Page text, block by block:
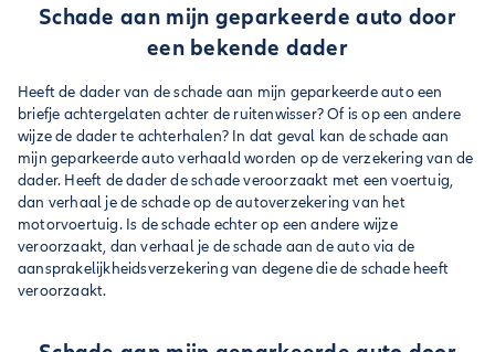
Schade aan mijn geparkeerde auto door
een bekende dader
Heeft de dader van de schade aan mijn geparkeerde auto een
briefje achtergelaten achter de ruitenwisser? Of is op een andere
wijze de dader te achterhalen? In dat geval kan de schade aan
mijn geparkeerde auto verhaald worden op de verzekering van de
dader. Heeft de dader de schade veroorzaakt met een voertuig,
dan verhaal je de schade op de autoverzekering van het
motorvoertuig. Is de schade echter op een andere wijze
veroorzaakt, dan verhaal je de schade aan de auto via de
aansprakelijkheidsverzekering van degene die de schade heeft
veroorzaakt.